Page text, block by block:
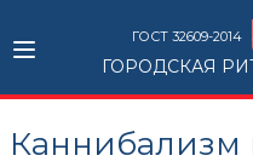
ГОСТ 32609-2014
ГОРОДСКАЯ
Каннибализм